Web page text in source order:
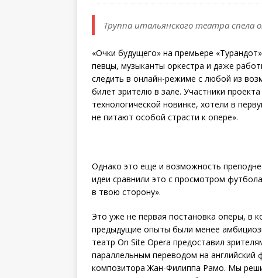
Труппа итальянского театра спела
«Очки будущего» на премьере
певцы, музыканты оркестра и даже
следить в онлайн-режиме с любой из
билет зрителю в зале. Участники
технологической новинке, хотели в
не питают особой страсти к опере».
Однако это еще и возможность
идеи сравнили это с просмотром
в твою сторону».
Это уже не первая постановка оперы, в
предыдущие опыты были менее
театр On Site Opera предоставил
параллельным переводом на английский
композитора Жан-Филиппа Рамо. Мы